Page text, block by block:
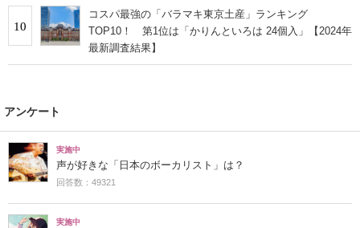
10
コスパ最強の「バラマキ東京土産」ランキング
TOP10！ 第1位は「かりんといろは 24個入」【2024年
最新調査結果】
アンケート
実施中
声が好きな「日本のボーカリスト」は？
回答数：49321
実施中